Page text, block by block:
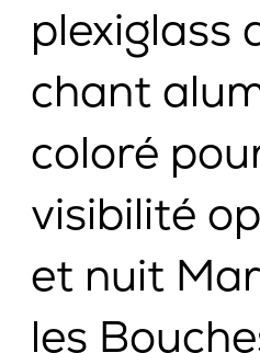
plexiglass
chant
coloré
visibilité
et nuit
les